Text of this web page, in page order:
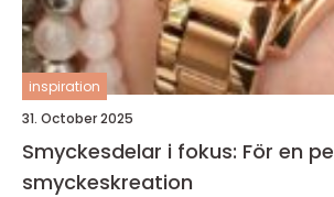
inspiration
31. October 2025
Smyckesdelar i fokus: För en
smyckeskreation